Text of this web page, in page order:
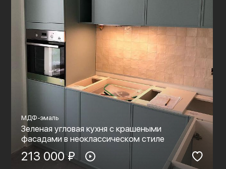
МДФ-эмаль
Зеленая угловая кухня с крашеными
фасадами в неоклассическом стиле
213 000 ₽